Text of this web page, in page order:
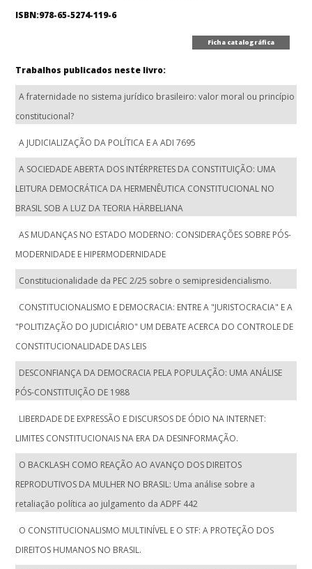
ISBN:978-65-5274-119-6
Ficha catalográfica
Trabalhos publicados neste livro:
A fraternidade no sistema jurídico brasileiro: valor moral ou princípio
constitucional?
A JUDICIALIZAÇÃO DA POLÍTICA E A ADI 7695
A SOCIEDADE ABERTA DOS INTÉRPRETES DA CONSTITUIÇÃO: UMA
LEITURA DEMOCRÁTICA DA HERMENÊUTICA CONSTITUCIONAL NO
BRASIL SOB A LUZ DA TEORIA HÄRBELIANA
AS MUDANÇAS NO ESTADO MODERNO: CONSIDERAÇÕES SOBRE PÓS-
MODERNIDADE E HIPERMODERNIDADE
Constitucionalidade da PEC 2/25 sobre o semipresidencialismo.
CONSTITUCIONALISMO E DEMOCRACIA: ENTRE A "JURISTOCRACIA" E A
"POLITIZAÇÃO DO JUDICIÁRIO" UM DEBATE ACERCA DO CONTROLE DE
CONSTITUCIONALIDADE DAS LEIS
DESCONFIANÇA DA DEMOCRACIA PELA POPULAÇÃO: UMA ANÁLISE
PÓS-CONSTITUIÇÃO DE 1988
LIBERDADE DE EXPRESSÃO E DISCURSOS DE ÓDIO NA INTERNET:
LIMITES CONSTITUCIONAIS NA ERA DA DESINFORMAÇÃO.
O BACKLASH COMO REAÇÃO AO AVANÇO DOS DIREITOS
REPRODUTIVOS DA MULHER NO BRASIL: Uma análise sobre a
retaliação política ao julgamento da ADPF 442
O CONSTITUCIONALISMO MULTINÍVEL E O STF: A PROTEÇÃO DOS
DIREITOS HUMANOS NO BRASIL.